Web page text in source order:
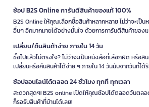
ช้อป B2S Online การันตีสินค้าของแท้ 100%
B2S Online ให้คุณเลือกซื้อสินค้าหลากหลาย ไม่ว่าจะเป็
อื่นๆ อีกมากมายได้อย่างมั่นใจ ด้วยการการันตีสินค้าของ
เปลี่ยน/คืนสินค้าง่าย ภายใน 14 วัน
ซื้อไปแล้วไม่ตรงใจ? ไม่ว่าจะเป็นหนังสือที่เลือกผิด หรือ
เปลี่ยนหรือคืนสินค้าได้ง่าย ๆ ภายใน 14 วันนับจากวันที่ได้
ช้อปออนไลน์ได้ตลอด 24 ชั่วโมง ทุกที่ ทุกเวลา
สะดวกสุดๆ! B2S online เปิดให้คุณช้อปได้ตลอดวันตลอ
ก็รอรับสินค้าที่บ้านได้เลย!